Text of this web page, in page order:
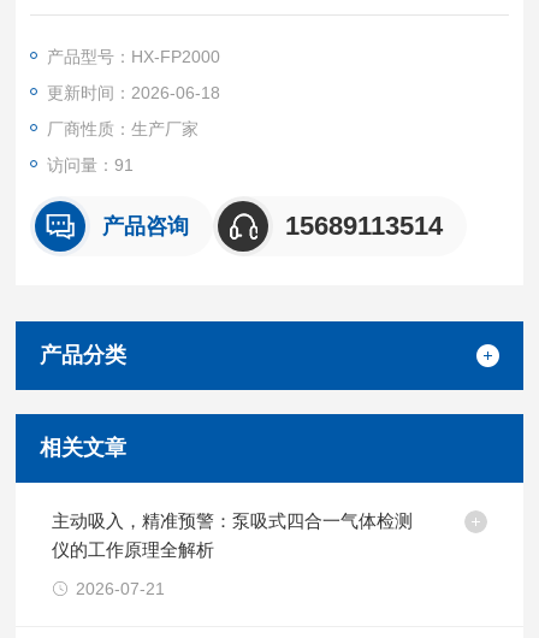
量，流量值受料液密度，温度，进出管径影响）。
6.温控桶为大敞口式设计，匹配不同测试桶，须根据工况增添导
热介质（一般为纯化水）。
7.该设计具有导热迅速，混液速度快特点。注意测试桶夹套为下
产品型号：HX-FP2000
更新时间：2026-06-18
厂商性质：生产厂家
访问量：91
产品咨询 15689113514
产品分类
相关文章
主动吸入，精准预警：泵吸式四合一气体检测
仪的工作原理全解析
2026-07-21